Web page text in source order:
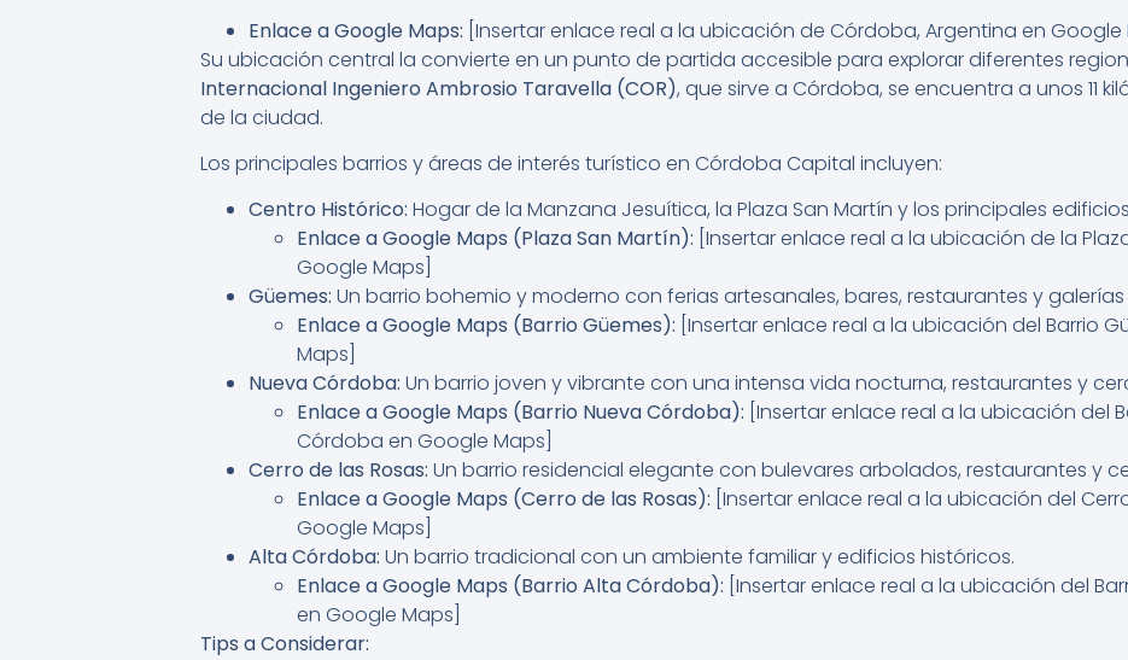
Enlace a Google Maps: [Insertar enlace real a la ubicación de Córdoba, Argentina en Google
Su ubicación central la convierte en un punto de partida accesible para explorar diferentes
Internacional Ingeniero Ambrosio Taravella (COR), que sirve a Córdoba, se encuentra a unos 11
de la ciudad.
Los principales barrios y áreas de interés turístico en Córdoba Capital incluyen:
Centro Histórico: Hogar de la Manzana Jesuítica, la Plaza San Martín y los principales
Enlace a Google Maps (Plaza San Martín): [Insertar enlace real a la ubicación de la
Google Maps]
Güemes: Un barrio bohemio y moderno con ferias artesanales, bares, restaurantes y
Enlace a Google Maps (Barrio Güemes): [Insertar enlace real a la ubicación del Barrio
Maps]
Nueva Córdoba: Un barrio joven y vibrante con una intensa vida nocturna, restaurantes y
Enlace a Google Maps (Barrio Nueva Córdoba): [Insertar enlace real a la ubicación del
Córdoba en Google Maps]
Cerro de las Rosas: Un barrio residencial elegante con bulevares arbolados, restaurantes y
Enlace a Google Maps (Cerro de las Rosas): [Insertar enlace real a la ubicación del
Google Maps]
Alta Córdoba: Un barrio tradicional con un ambiente familiar y edificios históricos.
Enlace a Google Maps (Barrio Alta Córdoba): [Insertar enlace real a la ubicación del
en Google Maps]
Tips a Considerar: